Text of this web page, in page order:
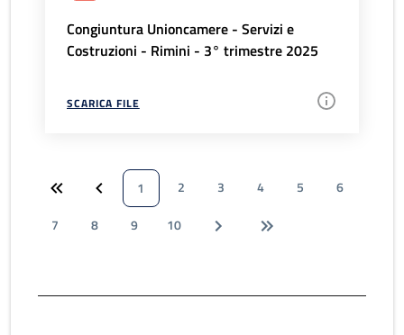
Congiuntura Unioncamere - Servizi e
Costruzioni - Rimini - 3° trimestre 2025
SCARICA FILE
1 2 3 4 5
6
7
8 9 10